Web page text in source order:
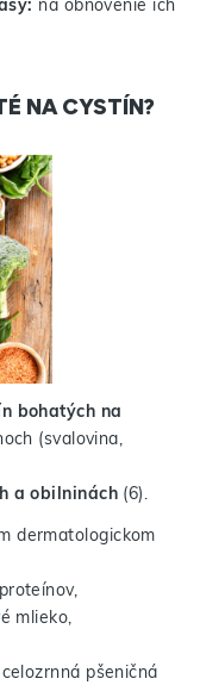
na obnovenie ich
NA CYSTÍN?
bohatých na
(svalovina,
a obilninách(6).
dermatologickom
mlieko,
pšeničná